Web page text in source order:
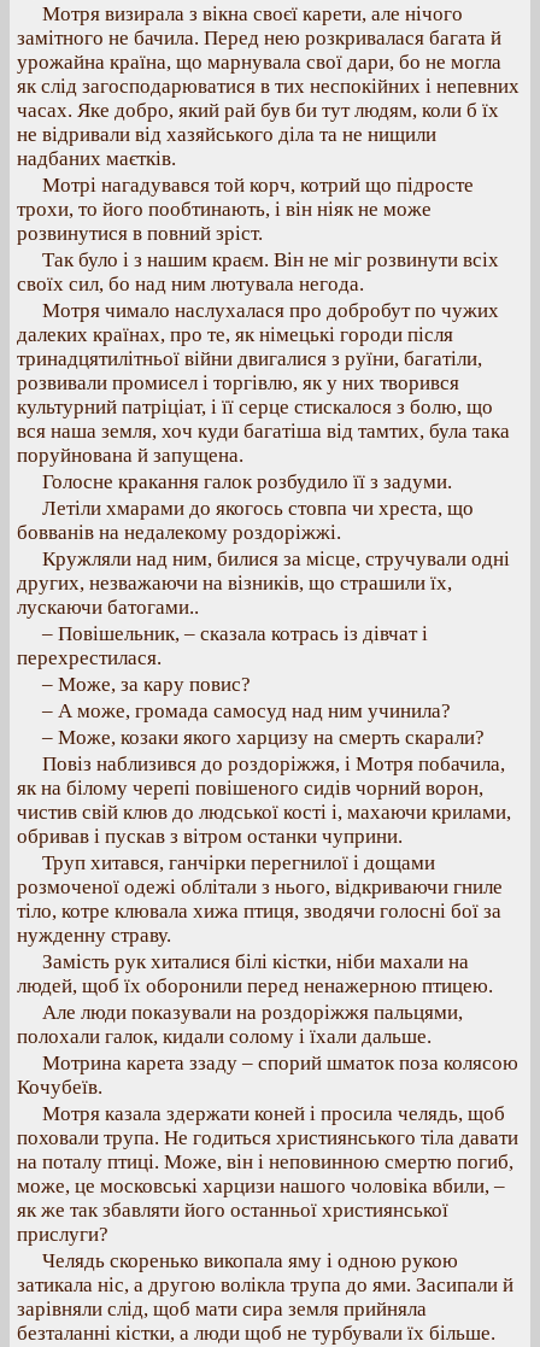
Мотря визирала з вікна своєї карети, але нічого
замітного не бачила. Перед нею розкривалася багата й
урожайна країна, що марнувала свої дари, бо не могла
як слід загосподарюватися в тих неспокійних і непевних
часах. Яке добро, який рай був би тут людям, коли б їх
не відривали від хазяйського діла та не нищили
надбаних маєтків.
Мотрі нагадувався той корч, котрий що підросте
трохи, то його пообтинають, і він ніяк не може
розвинутися в повний зріст.
Так було і з нашим краєм. Він не міг розвинути всіх
своїх сил, бо над ним лютувала негода.
Мотря чимало наслухалася про добробут по чужих
далеких країнах, про те, як німецькі городи після
тринадцятилітньої війни двигалися з руїни, багатіли,
розвивали промисел і торгівлю, як у них творився
культурний патріціат, і її серце стискалося з болю, що
вся наша земля, хоч куди багатіша від тамтих, була така
поруйнована й запущена.
Голосне кракання галок розбудило її з задуми.
Летіли хмарами до якогось стовпа чи хреста, що
бовванів на недалекому роздоріжжі.
Кружляли над ним, билися за місце, стручували одні
других, незважаючи на візників, що страшили їх,
лускаючи батогами..
– Повішельник, – сказала котрась із дівчат і
перехрестилася.
– Може, за кару повис?
– А може, громада самосуд над ним учинила?
– Може, козаки якого харцизу на смерть скарали?
Повіз наблизився до роздоріжжя, і Мотря побачила,
як на білому черепі повішеного сидів чорний ворон,
чистив свій клюв до людської кості і, махаючи крилами,
обривав і пускав з вітром останки чуприни.
Труп хитався, ганчірки перегнилої і дощами
розмоченої одежі облітали з нього, відкриваючи гниле
тіло, котре клювала хижа птиця, зводячи голосні бої за
нужденну страву.
Замість рук хиталися білі кістки, ніби махали на
людей, щоб їх оборонили перед ненажерною птицею.
Але люди показували на роздоріжжя пальцями,
полохали галок, кидали солому і їхали дальше.
Мотрина карета ззаду – спорий шматок поза колясою
Кочубеїв.
Мотря казала здержати коней і просила челядь, щоб
поховали трупа. Не годиться християнського тіла давати
на поталу птиці. Може, він і неповинною смертю погиб,
може, це московські харцизи нашого чоловіка вбили, –
як же так збавляти його останньої християнської
прислуги?
Челядь скоренько викопала яму і одною рукою
затикала ніс, а другою волікла трупа до ями. Засипали й
зарівняли слід, щоб мати сира земля прийняла
безталанні кістки, а люди щоб не турбували їх більше.